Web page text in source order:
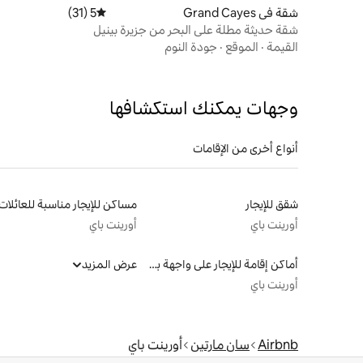
شقة في Grand Cayes متوسط التقييم 5 من 5، 31 مراجعات
5 (31)
شقة حديثة مطلة على البحر من جزيرة بينيل
القيمة · الموقع · جودة النوم
وجهات يمكنك استكشافها
أنواع أخرى من الإقامات
شقق للإيجار
أورينت باي
مساكن للإيجار مناسبة
أورينت باي
أماكن إقامة للإيجار على واجهة بحرية
أورينت باي
عرض المزيد
Airbnb سان مارتين أورينت باي